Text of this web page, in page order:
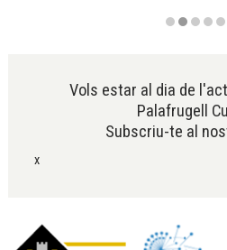
Vols estar al dia de
Palafrugell
Subscriu-te al
x